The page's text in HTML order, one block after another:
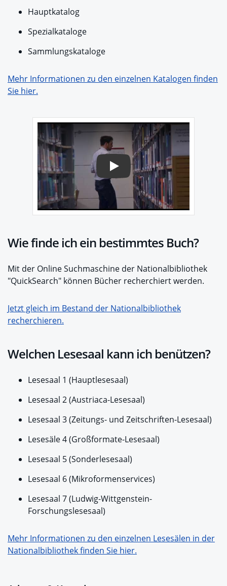
Hauptkatalog
Spezialkataloge
Sammlungskataloge
Mehr Informationen zu den einzelnen Katalogen finden
Sie hier.
Play
Wie finde ich ein bestimmtes Buch?
Mit der Online Suchmaschine der Nationalbibliothek
"QuickSearch" können Bücher recherchiert werden.
Jetzt gleich im Bestand der Nationalbibliothek
recherchieren.
Welchen Lesesaal kann ich benützen?
Lesesaal 1 (Hauptlesesaal)
Lesesaal 2 (Austriaca-Lesesaal)
Lesesaal 3 (Zeitungs- und Zeitschriften-Lesesaal)
Lesesäle 4 (Großformate-Lesesaal)
Lesesaal 5 (Sonderlesesaal)
Lesesaal 6 (Mikroformenservices)
Lesesaal 7 (Ludwig-Wittgenstein-
Forschungslesesaal)
Mehr Informationen zu den einzelnen Lesesälen in der
Nationalbibliothek finden Sie hier.